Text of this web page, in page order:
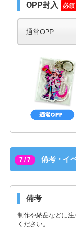
OPP封入 必須
7 / 7 備考・イ
備考
制作や納品などに
ください。